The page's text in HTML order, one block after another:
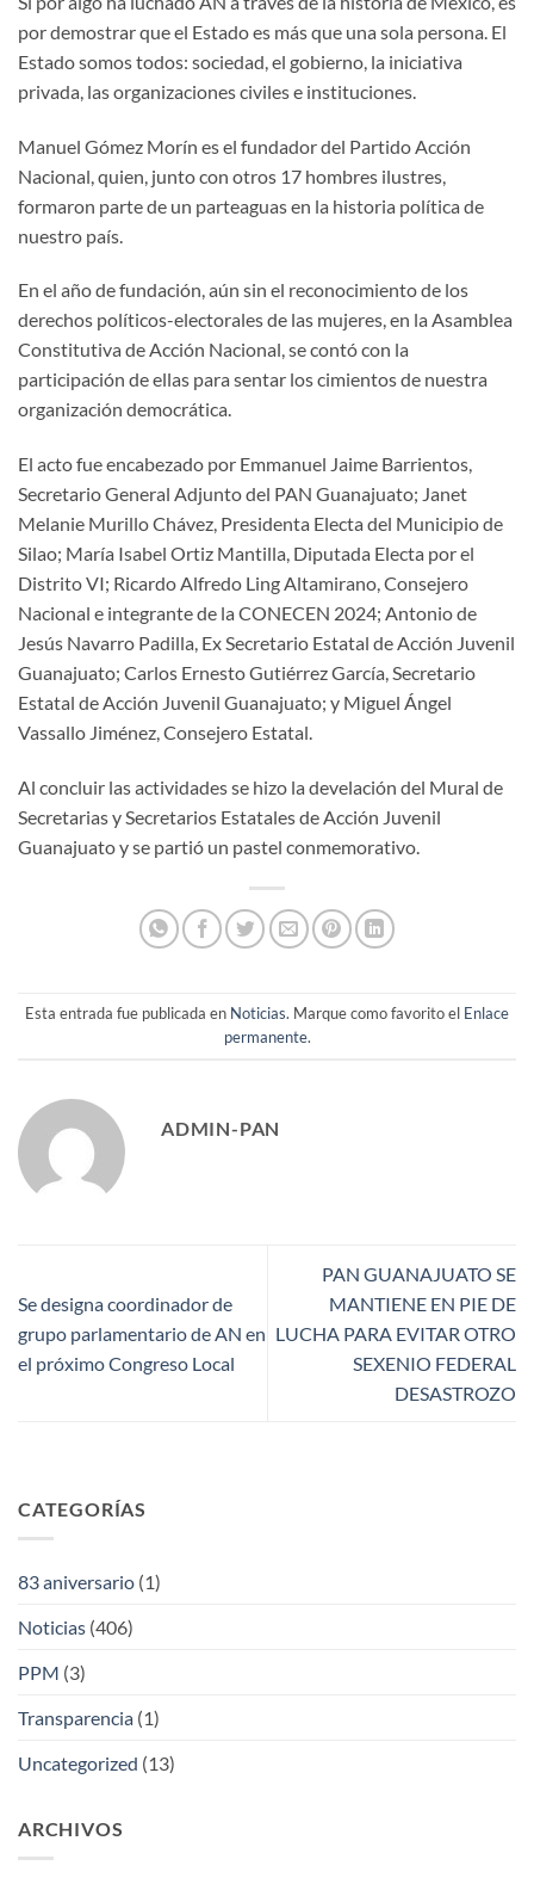
por demostrar que el Estado es más que una sola persona. El
Estado somos todos: sociedad, el gobierno, la iniciativa
privada, las organizaciones civiles e instituciones.
Manuel Gómez Morín es el fundador del Partido Acción
Nacional, quien, junto con otros 17 hombres ilustres,
formaron parte de un parteaguas en la historia política de
nuestro país.
En el año de fundación, aún sin el reconocimiento de los
derechos políticos-electorales de las mujeres, en la Asamblea
Constitutiva de Acción Nacional, se contó con la
participación de ellas para sentar los cimientos de nuestra
organización democrática.
El acto fue encabezado por Emmanuel Jaime Barrientos,
Secretario General Adjunto del PAN Guanajuato; Janet
Melanie Murillo Chávez, Presidenta Electa del Municipio de
Silao; María Isabel Ortiz Mantilla, Diputada Electa por el
Distrito VI; Ricardo Alfredo Ling Altamirano, Consejero
Nacional e integrante de la CONECEN 2024; Antonio de
Jesús Navarro Padilla, Ex Secretario Estatal de Acción Juvenil
Guanajuato; Carlos Ernesto Gutiérrez García, Secretario
Estatal de Acción Juvenil Guanajuato; y Miguel Ángel
Vassallo Jiménez, Consejero Estatal.
Al concluir las actividades se hizo la develación del Mural de
Secretarias y Secretarios Estatales de Acción Juvenil
Guanajuato y se partió un pastel conmemorativo.
Esta entrada fue publicada en Noticias. Marque como favorito el Enlace
permanente.
ADMIN-PAN
Se designa coordinador de
grupo parlamentario de AN en
el próximo Congreso Local
PAN GUANAJUATO SE
MANTIENE EN PIE DE
LUCHA PARA EVITAR OTRO
SEXENIO FEDERAL
DESASTROZO
CATEGORÍAS
83 aniversario (1)
Noticias (406)
PPM (3)
Transparencia (1)
Uncategorized (13)
ARCHIVOS